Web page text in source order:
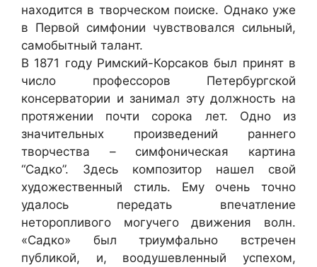
находится в творческом поиске. Однако уже
в Первой симфонии чувствовался сильный,
самобытный талант.
В 1871 году Римский-Корсаков был принят в
число профессоров Петербургской
консерватории и занимал эту должность на
протяжении почти сорока лет. Одно из
значительных произведений раннего
творчества – симфоническая картина
“Садко”. Здесь композитор нашел свой
художественный стиль. Ему очень точно
удалось передать впечатление
неторопливого могучего движения волн.
«Садко» был триумфально встречен
публикой, и, воодушевленный успехом,